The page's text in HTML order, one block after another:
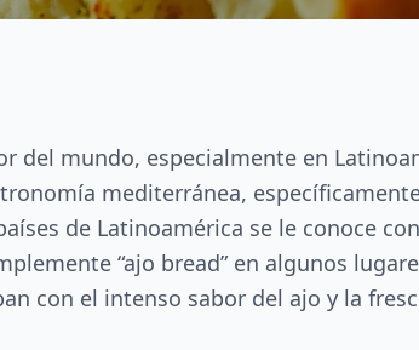
del mundo, especialmente en
mediterránea,
de Latinoamérica se le conoce con
“ajo bread” en algunos
con el intenso sabor del ajo y la